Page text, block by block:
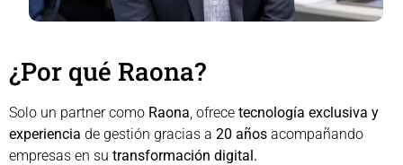
¿Por qué Raona?
Solo un partner como Raona, ofrece tecnología exclusiva y
experiencia de gestión gracias a 20 años acompañando
empresas en su transformación digital.